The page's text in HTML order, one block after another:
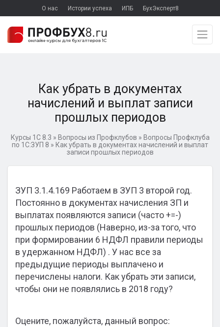
О нас Истории успеха ИПБ БухЭксперт8
Как убрать в документах
начислений и выплат записи
прошлых периодов
Курсы 1С 8.3 » Вопросы из Профклубов » Вопросы Профклуба
по 1С:ЗУП 8 » Как убрать в документах начислений и выплат
записи прошлых периодов
ЗУП 3.1.4.169 Работаем в ЗУП 3 второй год.
Постоянно в документах начисления ЗП и
выплатах появляются записи (часто +=-)
прошлых периодов (Наверно, из-за того, что
при формировании 6 НДФЛ правили периоды
в удержанном НДФЛ) . У нас все за
предыдущие периоды выплачено и
перечислены налоги. Как убрать эти записи,
чтобы они не появлялись в 2018 году?
Оцените, пожалуйста, данный вопрос: